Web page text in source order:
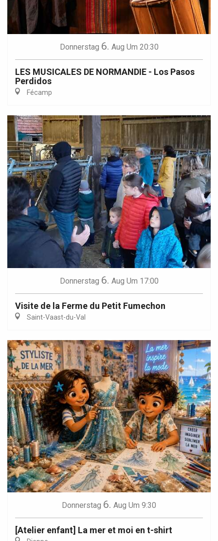
Donnerstag 6. Aug Um 20:30
LES MUSICALES DE NORMANDIE - Los Pasos
Perdidos
Fécamp
Donnerstag 6. Aug Um 17:00
Visite de la Ferme du Petit Fumechon
Saint-Vaast-du-Val
Donnerstag 6. Aug Um 9:30
[Atelier enfant] La mer et moi en t-shirt